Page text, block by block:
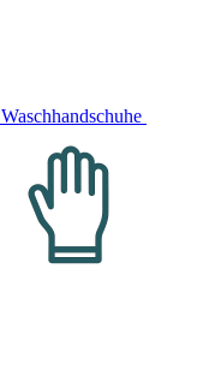
Waschhandschuhe